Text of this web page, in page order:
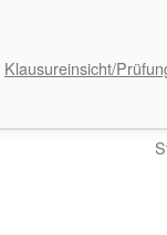
Klausureinsicht/